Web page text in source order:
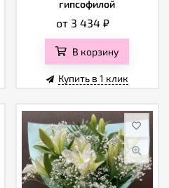
гипсофилой
от 3 434₽
В корзину
Купить в 1 клик